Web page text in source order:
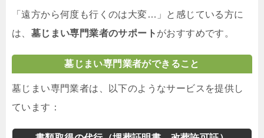
「遠方から何度も行くのは大変…」と感じている方に
は、 墓じまい専門業者のサポート がおすすめです。
墓じまい専門業者ができること
墓じまい専門業者は、以下のようなサービスを提供し
ています：